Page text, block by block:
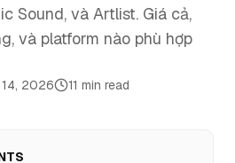
Sound, và Artlist. Giá cả,
và platform nào phù hợp
2026 11 min read